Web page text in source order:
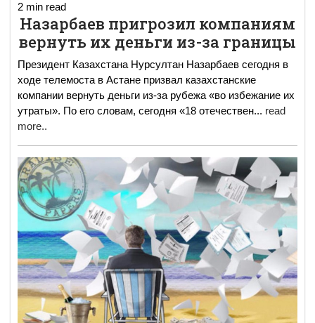
2 min read
Назарбаев пригрозил компаниям
вернуть их деньги из-за границы
Президент Казахстана Нурсултан Назарбаев сегодня в
ходе телемоста в Астане призвал казахстанские
компании вернуть деньги из-за рубежа «во избежание их
утраты». По его словам, сегодня «18 отечествен... read
more..